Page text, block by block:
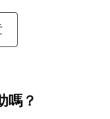
嗎？